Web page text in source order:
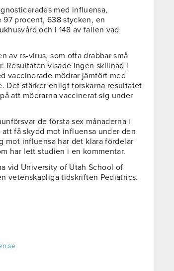
med influensa,
97 procent, 638 stycken, en
och i 148 av fallen vad
av rs-virus, som ofta drabbar små
Resultaten visade ingen skillnad i
vaccinerade mödrar jämfört med
Det stärker enligt forskarna resultatet
att mödrarna vaccinerat sig under
de första sex månaderna i
få skydd mot influensa under den
mot influensa har det klara fördelar
har lett studien i en kommentar.
vid University of Utah School of
vetenskapliga tidskriften Pediatrics.